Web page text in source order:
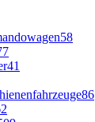
58
41
86